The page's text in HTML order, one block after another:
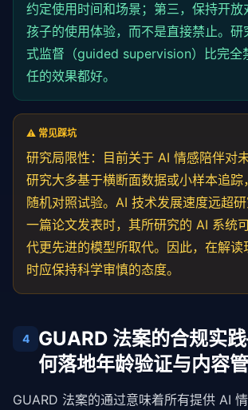
约定使用时间和场景；第三，保持开
孩子的使用体验，而不是直接禁止。研
式监督（guided supervision）比完全
任的效果都好。
⚠️ 常见踩坑
研究局限性：目前关于 AI 情感陪伴对
研究大多基于横断面数据或小样本追踪
随机对照试验。AI 技术发展速度远超
一篇论文发表时，其所研究的 AI 系统
代更先进的模型所取代。因此，在解读
时应保持科学审慎的态度。
4
GUARD 法案的合规实
何落地年龄验证与内容
GUARD 法案的通过意味着所有提供 AI